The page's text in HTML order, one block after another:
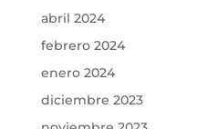
abril 2024
febrero 2024
enero 2024
diciembre 2023